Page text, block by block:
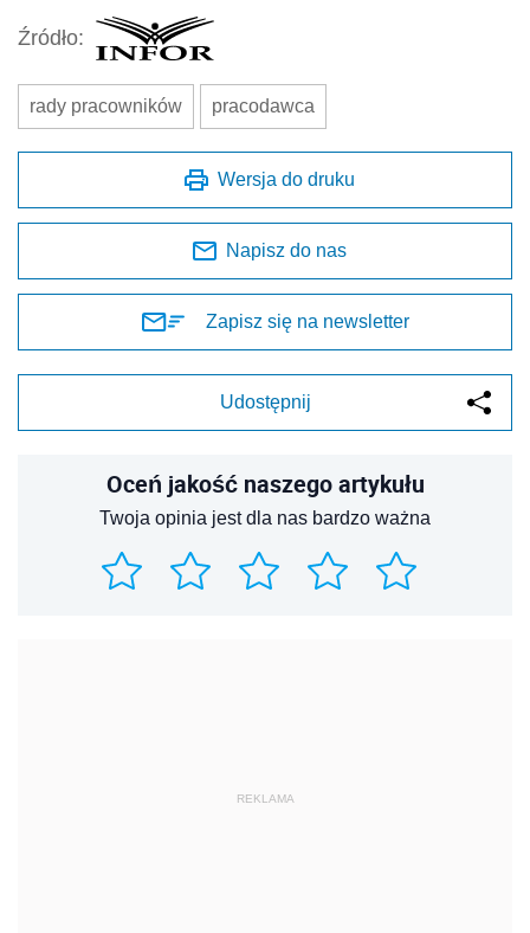
Źródło:
rady pracowników pracodawca
Wersja do druku
Napisz do nas
Zapisz się na newsletter
Udostępnij
Oceń jakość naszego artykułu
Twoja opinia jest dla nas bardzo ważna
REKLAMA